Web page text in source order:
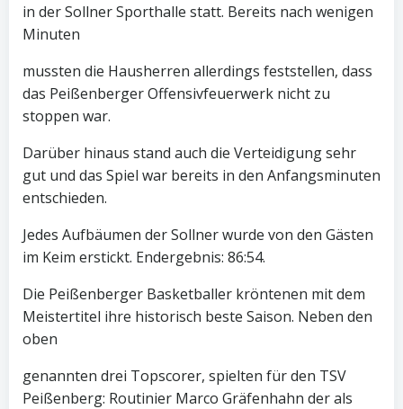
in der Sollner Sporthalle statt. Bereits nach wenigen
Minuten
mussten die Hausherren allerdings feststellen, dass
das Peißenberger Offensivfeuerwerk nicht zu
stoppen war.
Darüber hinaus stand auch die Verteidigung sehr
gut und das Spiel war bereits in den Anfangsminuten
entschieden.
Jedes Aufbäumen der Sollner wurde von den Gästen
im Keim erstickt. Endergebnis: 86:54.
Die Peißenberger Basketballer kröntenen mit dem
Meistertitel ihre historisch beste Saison. Neben den
oben
genannten drei Topscorer, spielten für den TSV
Peißenberg: Routinier Marco Gräfenhahn der als